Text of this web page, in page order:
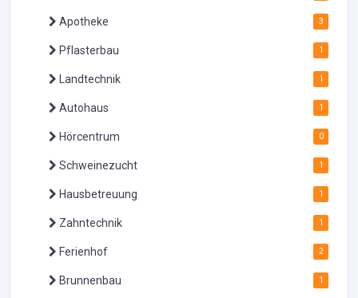
Apotheke 3
Pflasterbau 1
Landtechnik 1
Autohaus 1
Hörcentrum 0
Schweinezucht 1
Hausbetreuung 1
Zahntechnik 1
Ferienhof 2
Brunnenbau 1